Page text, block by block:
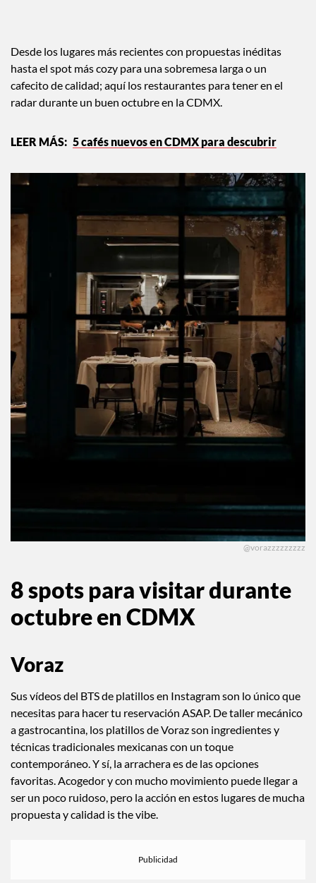
Desde los lugares más recientes con propuestas inéditas
hasta el spot más cozy para una sobremesa larga o un
cafecito de calidad; aquí los restaurantes para tener en el
radar durante un buen octubre en la CDMX.
5 cafés nuevos en CDMX para descubrir
@vorazzzzzzzzz
8 spots para visitar durante
octubre en CDMX
Voraz
Sus vídeos del BTS de platillos en Instagram son lo único que
necesitas para hacer tu reservación ASAP. De taller mecánico
a gastrocantina, los platillos de Voraz son ingredientes y
técnicas tradicionales mexicanas con un toque
contemporáneo. Y sí, la arrachera es de las opciones
favoritas. Acogedor y con mucho movimiento puede llegar a
ser un poco ruidoso, pero la acción en estos lugares de mucha
propuesta y calidad is the vibe.